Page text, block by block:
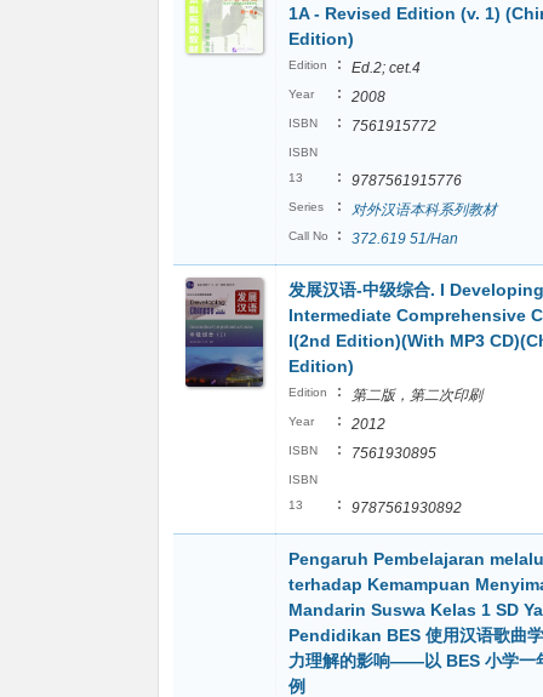
1A - Revised Edition (v. 1)
Edition)
Edition : Ed.2; cet.4
Year : 2008
ISBN : 7561915772
ISBN
13
: 9787561915776
Series : 对外汉语本科系列教材
Call No : 372.619 51/Han
发展汉语-中级综合. I
Intermediate Comprehensive
I(2nd Edition)(With MP3
Edition)
Edition : 第二版，第二次印刷
Year : 2012
ISBN : 7561930895
ISBN
13
: 9787561930892
Pengaruh Pembelajaran
terhadap Kemampuan
Mandarin Suswa Kelas 1 SD
Pendidikan BES 使用汉语歌曲
力理解的影响——以 BES 小学一
例